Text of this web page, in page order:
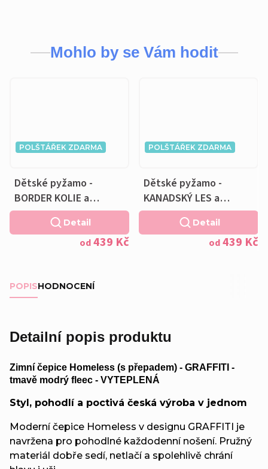
Mohlo by se Vám hodit
POLŠTÁŘEK ZDARMA
Dětské pyžamo -
BORDER KOLIE a
Polštářek ZDARMA
od439 Kč
Detail
POLŠTÁŘEK ZDARMA
Dětské pyžamo -
KANADSKÝ LES a
Polštářek ZDARMA
od439 Kč
Detail
POPISHODNOCENÍ
Detailní popis produktu
Zimní čepice Homeless (s přepadem) - GRAFFITI -
tmavě modrý fleec - VYTEPLENÁ
Styl, pohodlí a poctivá česká výroba v jednom
Moderní čepice Homeless v designu GRAFFITI je
navržena pro pohodlné každodenní nošení. Pružný
materiál dobře sedí, netlačí a spolehlivě chrání